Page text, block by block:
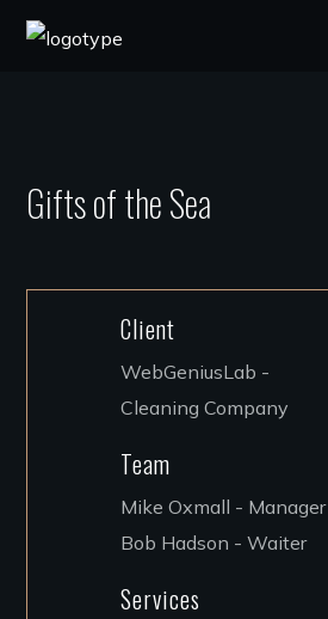
Gifts of the Sea
Client
WebGeniusLab -
Cleaning Company
Team
Mike Oxmall - Manager
Bob Hadson - Waiter
Services